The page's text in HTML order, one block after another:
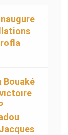
Bouaké
victoire